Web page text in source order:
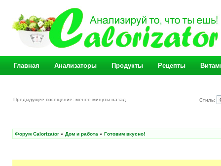
Главная Анализаторы Продукты Рецепты
Предыдущее посещение: менее минуты назад Стиль:
Форум Calorizator » Дом и работа » Готовим вкусно!